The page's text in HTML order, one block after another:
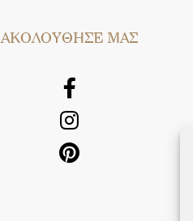
AΚΟΛΟΥΘΗΣΕ ΜΑΣ